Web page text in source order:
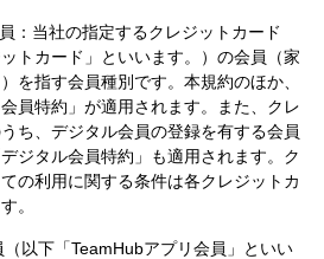
：当社の指定するクレジットカード
ットカード」といいます。）の会員（家
を指す会員種別です。本規約のほか、
会員特約」が適用されます。また、クレ
ち、デジタル会員の登録を有する会員
ジタル会員特約」も適用されます。ク
の利用に関する条件は各クレジットカ
。
以下「TeamHubアプリ会員」といい